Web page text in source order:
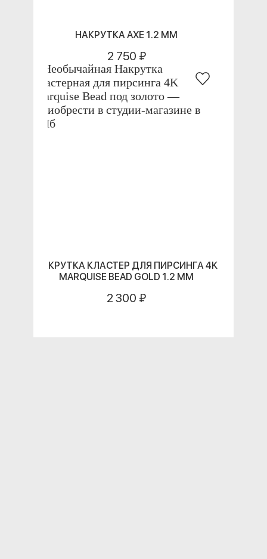
НАКРУТКА AXE 1.2 ММ
2 750 ₽
НАКРУТКА КЛАСТЕР ДЛЯ ПИРСИНГА 4K
MARQUISE BEAD GOLD 1.2 ММ
2 300 ₽